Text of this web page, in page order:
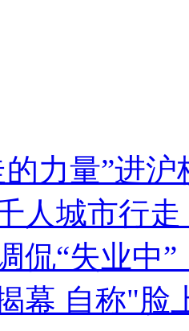
民合力深夜将其击毙
下狠手拳打脚踢
应
凌主义
的力量”进沪
人城市行
侃“失业中
幕 自称"脸